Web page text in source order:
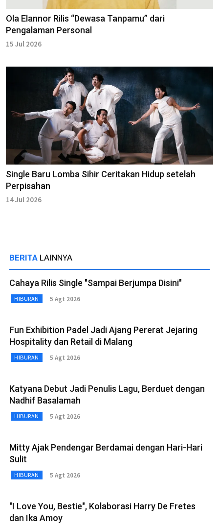
Ola Elannor Rilis “Dewasa Tanpamu” dari
Pengalaman Personal
15 Jul 2026
Single Baru Lomba Sihir Ceritakan Hidup setelah
Perpisahan
14 Jul 2026
BERITA LAINNYA
Cahaya Rilis Single "Sampai Berjumpa Disini"
HIBURAN 5 Agt 2026
Fun Exhibition Padel Jadi Ajang Pererat Jejaring
Hospitality dan Retail di Malang
HIBURAN 5 Agt 2026
Katyana Debut Jadi Penulis Lagu, Berduet dengan
Nadhif Basalamah
HIBURAN 5 Agt 2026
Mitty Ajak Pendengar Berdamai dengan Hari-Hari
Sulit
HIBURAN 5 Agt 2026
"I Love You, Bestie", Kolaborasi Harry De Fretes
dan Ika Amoy